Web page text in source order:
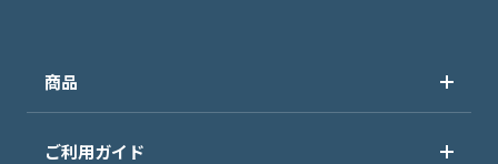
商品
ご利用ガイド